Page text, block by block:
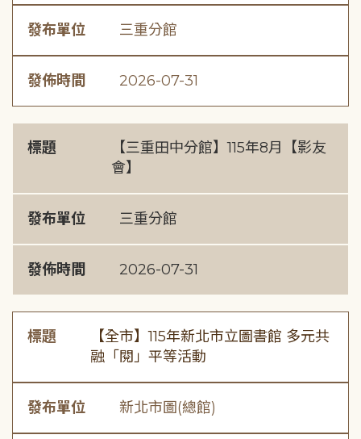
發布單位 三重分館
發佈時間 2026-07-31
標題
【三重田中分館】115年8月【影友
會】
發布單位 三重分館
發佈時間 2026-07-31
標題
【全市】115年新北市立圖書館 多元共
融「閱」平等活動
發布單位 新北市圖(總館)